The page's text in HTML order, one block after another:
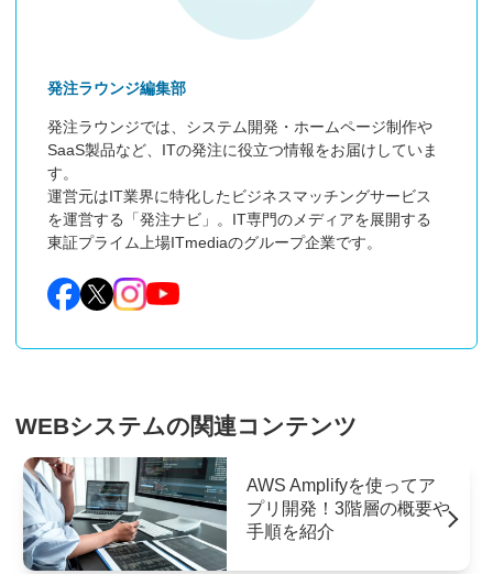
発注ラウンジ編集部
発注ラウンジでは、システム開発・ホームページ制作や
SaaS製品など、ITの発注に役立つ情報をお届けしていま
す。
運営元はIT業界に特化したビジネスマッチングサービス
を運営する「発注ナビ」。IT専門のメディアを展開する
東証プライム上場ITmediaのグループ企業です。
WEBシステムの関連コンテンツ
AWS Amplifyを使ってア
プリ開発！3階層の概要や
手順を紹介